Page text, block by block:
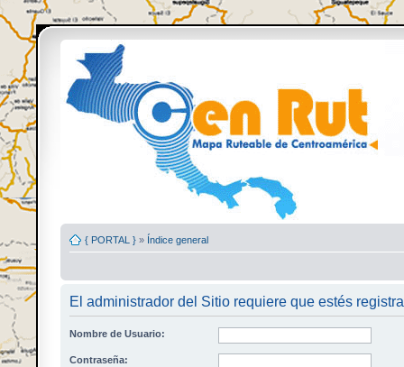
{ PORTAL } » Índice general
El administrador del Sitio requiere que estés
Nombre de Usuario:
Contraseña: